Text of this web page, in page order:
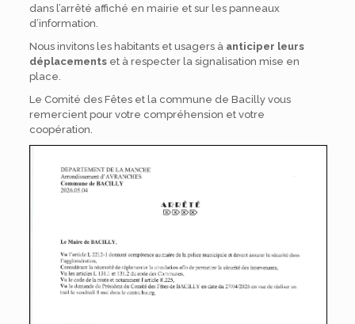
dans l’arrêté affiché en mairie et sur les panneaux
d’information.
Nous invitons les habitants et usagers à anticiper leurs
déplacementset à respecter la signalisation mise en
place.
Le Comité des Fêtes et la commune de Bacilly vous
remercient pour votre compréhension et votre
coopération.